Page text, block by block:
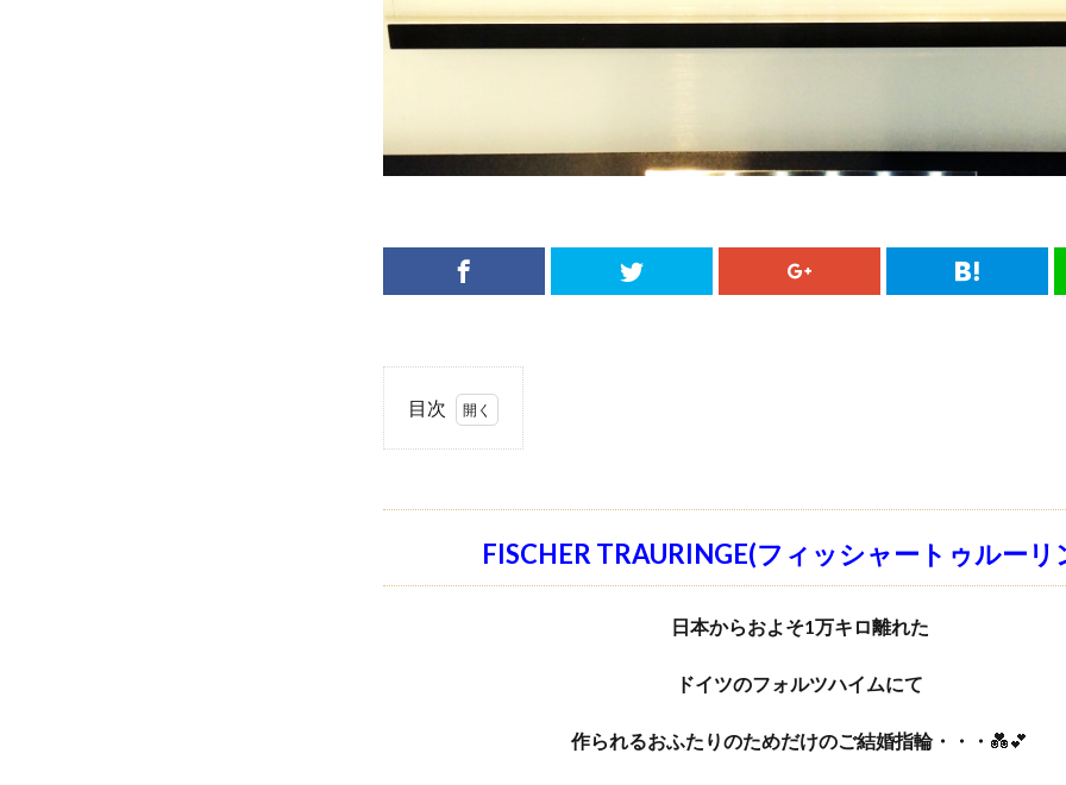
目次
ィッシャートゥFISCHER TRAURINGE(フィッシャートゥルーリ
日本からおよそ1万キロ離れた
ドイツのフォルツハイムにて
作られるおふたりのためだけのご結婚指輪・・・ 💑💕